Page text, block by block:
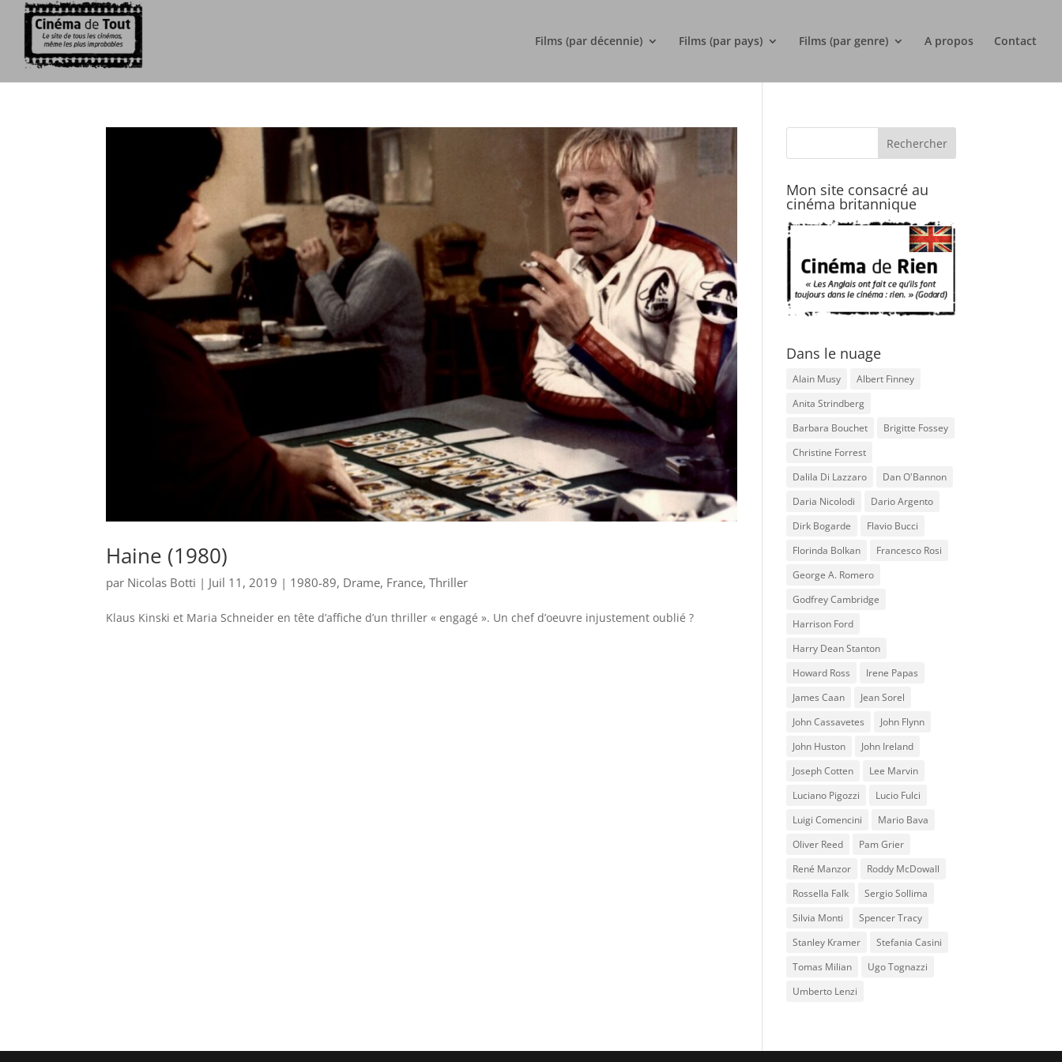
Films (par décennie) Films (par pays) Films (par genre) A propos Contact
Haine (1980)
par Nicolas Botti | Juil 11, 2019 | 1980-89, Drame, France,Thriller
Klaus Kinski et Maria Schneider en tête d’affiche d’un thriller « engagé ». Un chef d’oeuvre injustement oublié ?
Mon site consacré au
cinéma britannique
Dans le nuage
Alain Musy
Albert Finney
Anita Strindberg
Barbara Bouchet
Brigitte Fossey
Christine Forrest
Dalila Di Lazzaro
Dan O'Bannon
Daria Nicolodi
Dario Argento
Dirk Bogarde
Flavio Bucci
Florinda Bolkan
Francesco Rosi
George A. Romero
Godfrey Cambridge
Harrison Ford
Harry Dean Stanton
Howard Ross
Irene Papas
James Caan
Jean Sorel
John Cassavetes
John Flynn
John Huston
John Ireland
Joseph Cotten
Lee Marvin
Luciano Pigozzi
Lucio Fulci
Luigi Comencini
Mario Bava
Oliver Reed
Pam Grier
René Manzor
Roddy McDowall
Rossella Falk
Sergio Sollima
Silvia Monti
Spencer Tracy
Stanley Kramer
Stefania Casini
Tomas Milian
Ugo Tognazzi
Umberto Lenzi